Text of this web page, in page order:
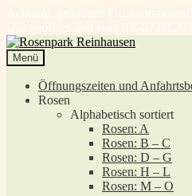
Achtung, geänderte
Uhr geöffnet und vom 03.-
Zur
Navigation
springen
Zum
Inhalt
springen
Menü
Öffnungszeiten und
Rosen
Alphabetisch sortiert
Rosen: A
Rosen: B – C
Rosen: D – G
Rosen: H – L
Rosen: M – O